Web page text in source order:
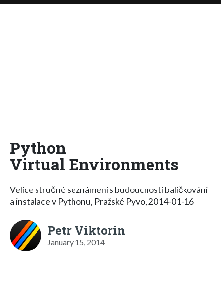
Python
Virtual Environments
Velice stručné seznámení s budoucností balíčkování
a instalace v Pythonu, Pražské Pyvo, 2014-01-16
Petr Viktorin
January 15, 2014